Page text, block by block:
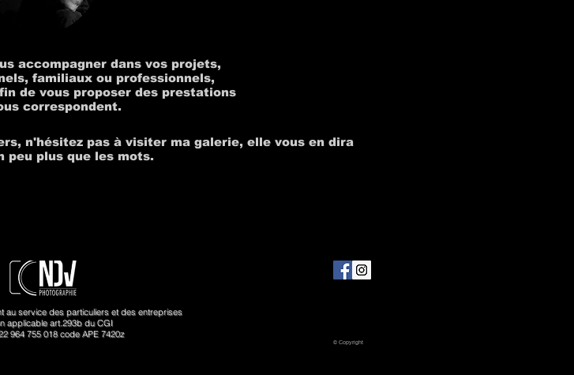
accompagner dans vos projets,
familiaux ou professionnels,
de vous proposer des prestations
correspondent.
n'hésitez pas à visiter ma galerie, elle vous en dira
peu plus que les mots.
au service des particuliers et des entreprises
applicable art.293b du CGI
964 755 018 code APE 7420z
© Copyright